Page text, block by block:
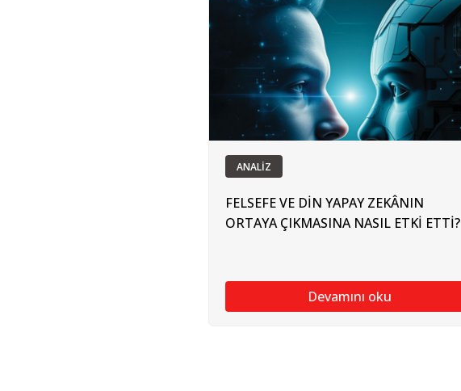
ANALİZ
FELSEFE VE DİN YAPAY ZEKÂNIN
ORTAYA ÇIKMASINA NASIL ETKİ ETTİ?
Devamını oku